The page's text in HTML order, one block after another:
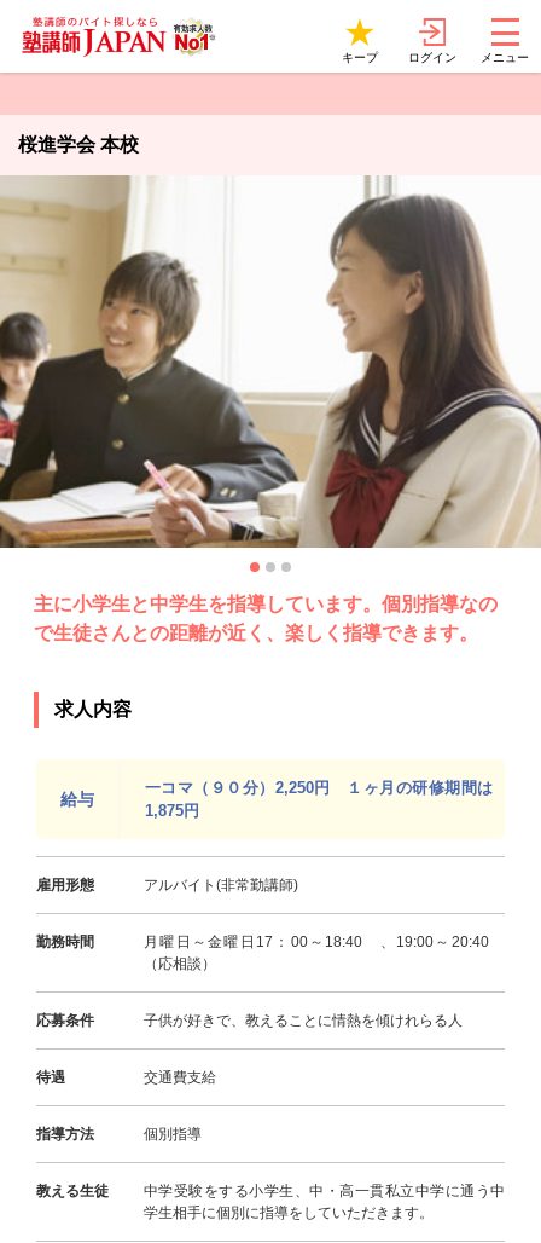
キープ ログイン メニュー
桜進学会 本校
主に小学生と中学生を指導しています。個別指導なの
で生徒さんとの距離が近く、楽しく指導できます。
求人内容
給与
一コマ（９０分）2,250円 １ヶ月の研修期間は
1,875円
雇用形態 アルバイト(非常勤講師)
勤務時間
月曜日～金曜日17：00～18:40 、19:00～20:40
（応相談）
応募条件 子供が好きで、教えることに情熱を傾けれらる人
待遇 交通費支給
指導方法 個別指導
教える生徒
中学受験をする小学生、中・高一貫私立中学に通う中
学生相手に個別に指導をしていただきます。